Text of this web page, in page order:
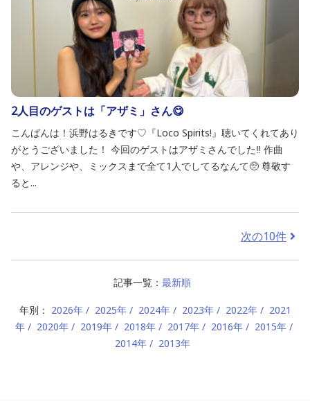
2人目のゲストは「アザミ」さん😋
こんばんは！浜野はるきです♡『Loco Spirits!』聴いてくれてあり
がとうございました！ 今回のゲストはアザミさんでした‼️ 作曲
や、アレンジや、ミックスまで全て1人でしてるなんて🥺 尊敬す
ると...
次の10件
記事一覧： 最新順
年別： 2026年 2025年 2024年 2023年 2022年
2021
年
2020年 2019年 2018年 2017年 2016年
2015年
2014年
2013年